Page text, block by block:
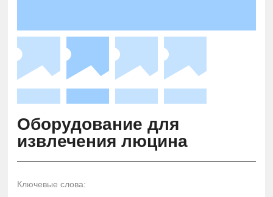
Оборудование для
извлечения люцина
Ключевые слова: